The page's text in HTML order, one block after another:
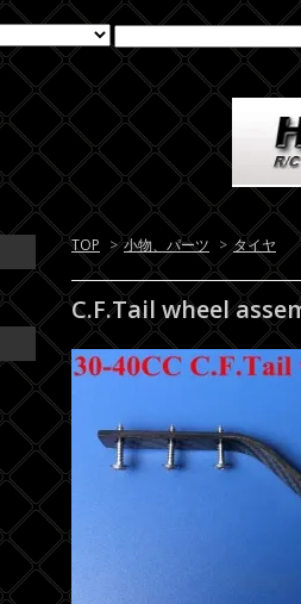
TOP > 小物、パーツ > タイヤ
C.F.Tail wheel